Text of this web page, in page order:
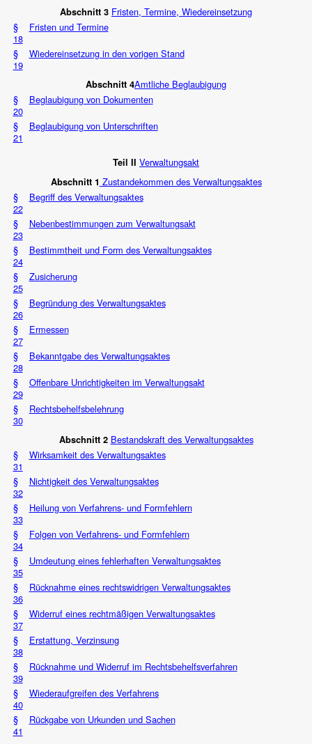
Abschnitt 3 Fristen, Termine, Wiedereinsetzung
§
18
Fristen und Termine
§
19
Wiedereinsetzung in den vorigen Stand
Abschnitt 4Amtliche Beglaubigung
§
20
Beglaubigung von Dokumenten
§
21
Beglaubigung von Unterschriften
Teil II Verwaltungsakt
Abschnitt 1 Zustandekommen des Verwaltungsaktes
§
22
Begriff des Verwaltungsaktes
§
23
Nebenbestimmungen zum Verwaltungsakt
§
24
Bestimmtheit und Form des Verwaltungsaktes
§
25
Zusicherung
§
26
Begründung des Verwaltungsaktes
§
27
Ermessen
§
28
Bekanntgabe des Verwaltungsaktes
§
29
Offenbare Unrichtigkeiten im Verwaltungsakt
§
30
Rechtsbehelfsbelehrung
Abschnitt 2 Bestandskraft des Verwaltungsaktes
§
31
Wirksamkeit des Verwaltungsaktes
§
32
Nichtigkeit des Verwaltungsaktes
§
33
Heilung von Verfahrens- und Formfehlern
§
34
Folgen von Verfahrens- und Formfehlern
§
35
Umdeutung eines fehlerhaften Verwaltungsaktes
§
36
Rücknahme eines rechtswidrigen Verwaltungsaktes
§
37
Widerruf eines rechtmäßigen Verwaltungsaktes
§
38
Erstattung, Verzinsung
§
39
Rücknahme und Widerruf im Rechtsbehelfsverfahren
§
40
Wiederaufgreifen des Verfahrens
§
41
Rückgabe von Urkunden und Sachen